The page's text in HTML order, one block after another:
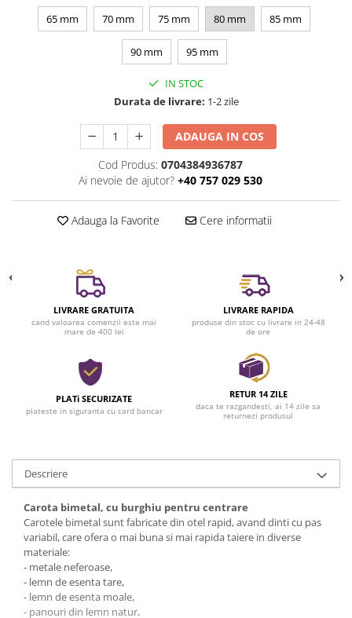
Industriale
Detergenti
65 mm 70 mm 75 mm 80 mm 85 mm
90 mm 95 mm
IN STOC
Durata de livrare: 1-2 zile
ADAUGA IN COS
Cod Produs: 0704384936787
Ai nevoie de ajutor? +40 757 029 530
Adauga la Favorite Cere informatii
LIVRARE GRATUITA
cand valoarea comenzii este mai
mare de 400 lei
LIVRARE RAPIDA
produse din stoc cu livrare in 24-48
de ore
PLATi SECURIZATE
plateste in siguranta cu card bancar
RETUR 14 ZILE
daca te razgandesti, ai 14 zile sa
returnezi produsul
Descriere
Carota bimetal, cu burghiu pentru centrare
Carotele bimetal sunt fabricate din otel rapid, avand dinti cu pas
variabil, care ofera o mai buna si mai rapida taiere in diverse
materiale:
- metale neferoase,
- lemn de esenta tare,
- lemn de esenta moale,
- panouri din lemn natur,